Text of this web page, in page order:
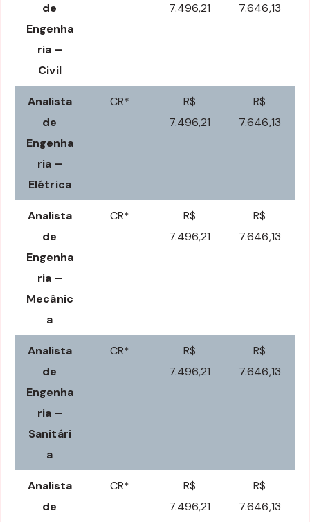
de
Engenha
ria –
Civil
7.496,21
7.646,13
Analista
de
Engenha
ria –
Elétrica
CR*
R$
7.496,21
R$
7.646,13
Analista
de
Engenha
ria –
Mecânic
a
CR*
R$
7.496,21
R$
7.646,13
Analista
de
Engenha
ria –
Sanitári
a
CR*
R$
7.496,21
R$
7.646,13
Analista
de
CR*
R$
7.496,21
R$
7.646,13